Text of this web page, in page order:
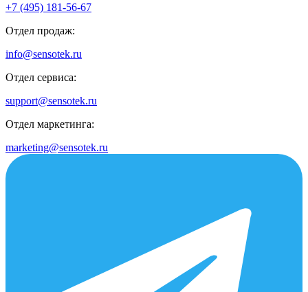
+7 (495) 181-56-67
Отдел продаж:
info@sensotek.ru
Отдел сервиса:
support@sensotek.ru
Отдел маркетинга:
marketing@sensotek.ru